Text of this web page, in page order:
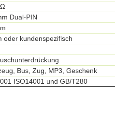
Dual-PIN
oder kundenspezifisch
Bus, Zug, MP3, Geschenk
ISO14001 und GB/T280